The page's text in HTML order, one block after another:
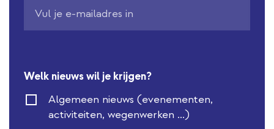
Welk nieuws wil je krijgen?
Algemeen nieuws (evenementen,
activiteiten, wegenwerken ...)